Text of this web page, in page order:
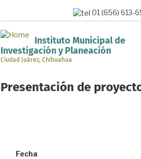
01 (656) 613-
Instituto Municipal de
Investigación y Planeación
Ciudad Juárez, Chihuahua
Presentación de
Fecha